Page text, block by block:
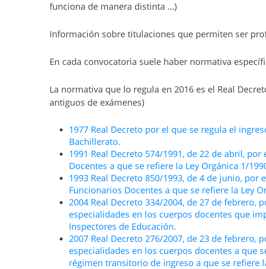
funciona de manera distinta …)
Información sobre titulaciones que permiten ser
En cada convocatoria suele haber normativa
La normativa que lo regula en 2016 es el Real
antiguos de exámenes)
1977 Real Decreto por el que se regula el
Bachillerato.
1991 Real Decreto 574/1991, de 22 de abril,
Docentes a que se refiere la Ley Orgánica 1/
1993 Real Decreto 850/1993, de 4 de junio,
Funcionarios Docentes a que se refiere la Ley
2004 Real Decreto 334/2004, de 27 de febrero,
especialidades en los cuerpos docentes que
Inspectores de Educación.
2007 Real Decreto 276/2007, de 23 de febrero,
especialidades en los cuerpos docentes a que
régimen transitorio de ingreso a que se